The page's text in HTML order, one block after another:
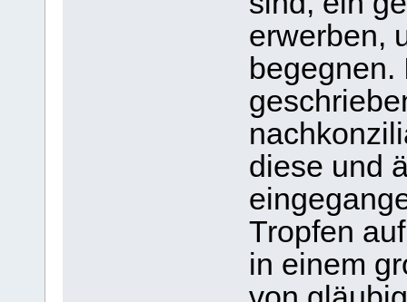
erwerben,
diese und
Tropfen
in einem